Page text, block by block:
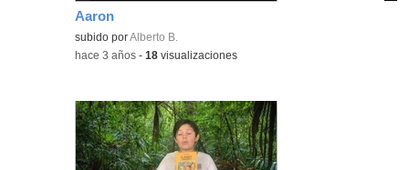
Aaron
Contenido educativo.
subido porAlberto B.
-hace 3 años -18 visualizaciones